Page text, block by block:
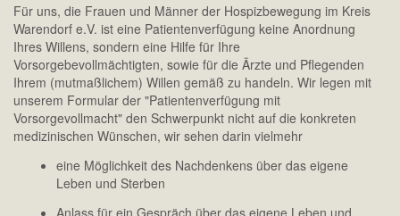
Für uns, die Frauen und Männer der Hospizbewegung im Kreis
Warendorf e.V. ist eine Patientenverfügung keine Anordnung
Ihres Willens, sondern eine Hilfe für Ihre
Vorsorgebevollmächtigten, sowie für die Ärzte und Pflegenden
Ihrem (mutmaßlichem) Willen gemäß zu handeln. Wir legen mit
unserem Formular der "Patientenverfügung mit
Vorsorgevollmacht" den Schwerpunkt nicht auf die konkreten
medizinischen Wünschen, wir sehen darin vielmehr
eine Möglichkeit des Nachdenkens über das eigene
Leben und Sterben
Anlass für ein Gespräch über das eigene Leben und